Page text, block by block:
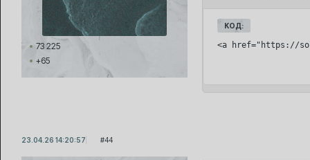
73 225
+65
КОД:
<a href="https://
44
23.04.26 14:20:57